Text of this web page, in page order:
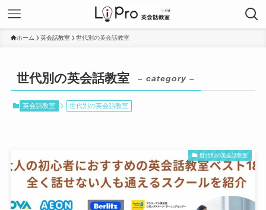
ホーム 英会話教室 世代別の英会話教室
世代別の英会話教室 – category –
英会話教室 世代別の英会話教室
世代別の英会話教室